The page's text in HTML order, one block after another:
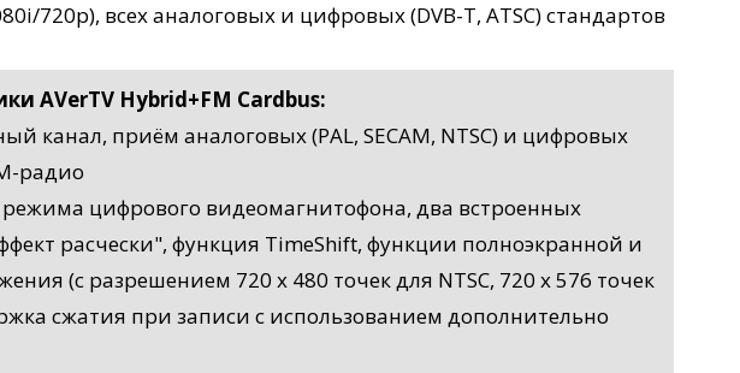
720p), всех аналоговых и цифровых (DVB-T, ATSC) стандартов
AVerTV Hybrid+FM Cardbus:
канал, приём аналоговых (PAL, SECAM, NTSC) и цифровых
радио
режима цифрового видеомагнитофона, два встроенных
расчески", функция TimeShift, функции полноэкранной и
(с разрешением 720 x 480 точек для NTSC, 720 x 576 точек
сжатия при записи с использованием дополнительно